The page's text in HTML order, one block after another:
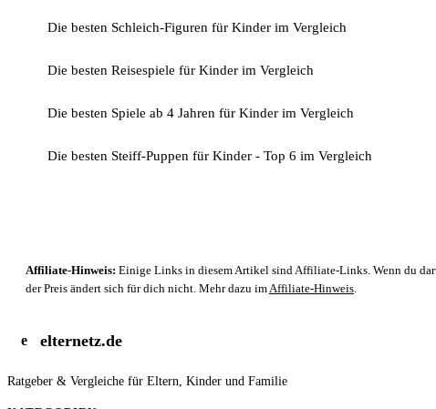
Die besten Schleich-Figuren für Kinder im Vergleich
Die besten Reisespiele für Kinder im Vergleich
Die besten Spiele ab 4 Jahren für Kinder im Vergleich
Die besten Steiff-Puppen für Kinder - Top 6 im Vergleich
Affiliate-Hinweis: Einige Links in diesem Artikel sind Affiliate-Links. Wenn du
der Preis ändert sich für dich nicht. Mehr dazu im Affiliate-Hinweis
e elternetz.de
Ratgeber & Vergleiche für Eltern, Kinder und Familie